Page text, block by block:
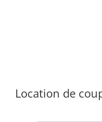
Location de